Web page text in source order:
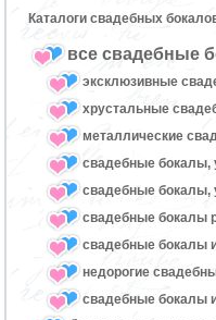
Каталоги свадебных
все свадебные
эксклюзивные
хрустальные
металлические
свадебные бокалы,
свадебные бокалы,
свадебные бокалы
свадебные бокалы
недорогие
свадебные бокалы